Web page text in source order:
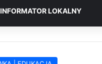
INFORMATOR LOKALNY